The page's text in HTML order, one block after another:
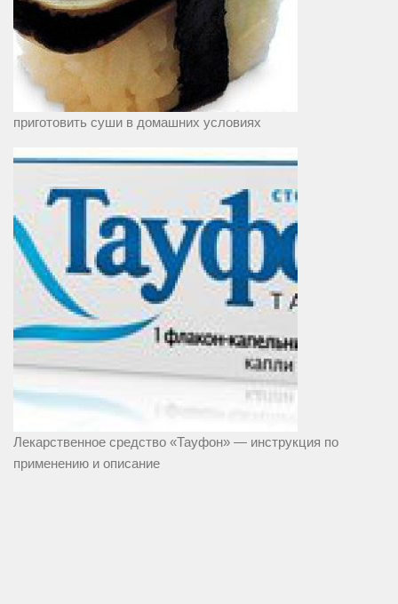
приготовить суши в домашних условиях
Лекарственное средство «Тауфон» — инструкция по
применению и описание